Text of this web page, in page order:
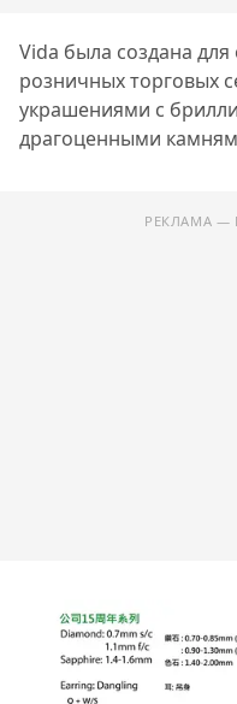
Vida была создана
розничных торговых
украшениями с
драгоценными
РЕКЛАМА —